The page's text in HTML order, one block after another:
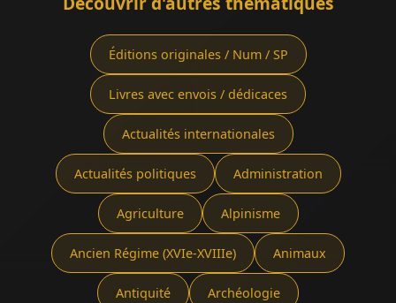
Éditions originales / Num / SP
Livres avec envois / dédicaces
Actualités internationales
Actualités politiques Administration
Agriculture Alpinisme
Ancien Régime (XVIe-XVIIIe) Animaux
Antiquité Archéologie